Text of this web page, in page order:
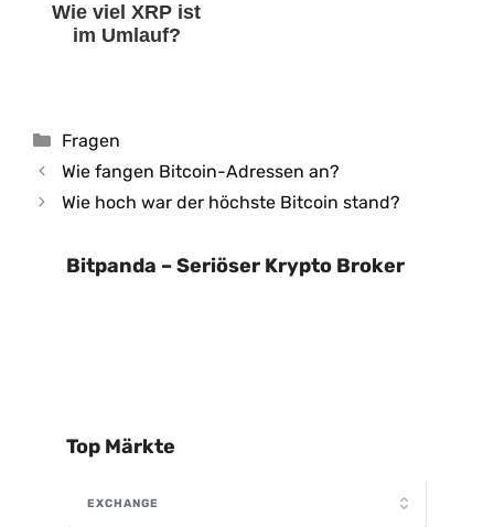
Wie viel XRP ist
im Umlauf?
Kategorien
Fragen
Wie fangen Bitcoin-Adressen an?
Wie hoch war der höchste Bitcoin stand?
Bitpanda – Seriöser Krypto Broker
Top Märkte
EXCHANGE